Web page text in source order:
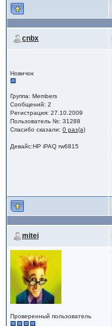
cnbx
Новичок
Группа: Members
Сообщений: 2
Регистрация: 27.10.2009
Пользователь №: 31288
Спасибо сказали: 0 раз(а)
Девайс:HP iPAQ rw6815
mitei
Проверенный пользователь